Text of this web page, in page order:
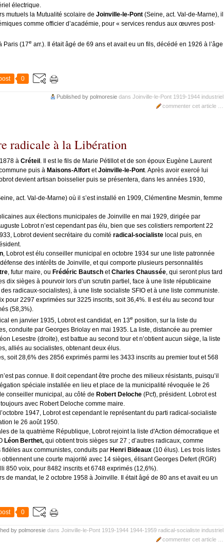
électrique.
mutuels la Mutualité scolaire de Joinville-le-Pont (Seine, act. Val-de-Marne), il
comme officier d’académie, pour « services rendus aux œuvres post-
Paris (17e arr.). Il était âgé de 69 ans et avait eu un fils, décédé en 1926 à l’âge
0
Published by polmoresie dans Joinville-le-Pont 1919-1944 industriel
commenter cet article
radicale à la Libération
à Créteil . Il est le fils de Marie Pétillot et de son époux Eugène Laurent
puis à Maisons-Alfort etJoinville-le-Pont. Après avoir exercé lui
devient artisan boisselier puis se présentera, dans les années 1930,
act. Val-de-Marne) où il s’est installé en 1909, Clémentine Mesmin, femme
aux élections municipales de Joinville en mai 1929, dirigée par
Lobrot n’est cependant pas élu, bien que ses colistiers remportent 22
Lobrot devient secrétaire du comité radical-socialiste local puis, en
, Lobrot est élu conseiller municipal en octobre 1934 sur une liste patronnée
des intérêts de Joinville, et qui comporte plusieurs personnalités
, futur maire, ou Frédéric Bautsch etCharles Chaussée, qui seront plus tard
dix sièges à pourvoir lors d’un scrutin partiel, face à une liste républicaine
radicaux-socialistes), à une liste socialiste SFIO et à une liste communiste.
pour 2297 exprimées sur 3225 inscrits, soit 36,4%. Il est élu au second tour
(58,3%).
en janvier 1935, Lobrot est candidat, en 13e position, sur la liste du
conduite par Georges Briolay en mai 1935. La liste, distancée au premier
Lesestre (droite), est battue au second tour et n’obtient aucun siège, la liste
alliés au socialistes, obtenant deux élus.
soit 28,6% des 2856 exprimés parmi les 3433 inscrits au premier tout et 568
pas connue. Il doit cependant être proche des milieux résistants, puisqu’il
spéciale installée en lieu et place de la municipalité révoquée le 26
conseiller municipal, au côté de Robert Deloche (Pcf), président. Lobrot est
avec Robert Deloche comme maire.
1947, Lobrot est cependant le représentant du parti radical-socialiste
le 26 août 1950.
de la quatrième République, Lobrot rejoint la liste d'Action démocratique et
Léon Berthet, qui obtient trois sièges sur 27 ; d’autres radicaux, comme
fidèles aux communistes, conduits par Henri Bideaux (10 élus). Les trois listes
une courte majorité avec 14 sièges, élisant Georges Defert (RGR)
850 voix, pour 8482 inscrits et 6748 exprimés (12,6%).
de mandat, le 2 octobre 1958 à Joinville. Il était âgé de 80 ans et avait eu un
0
by polmoresie dans Joinville-le-Pont 1919-1944 1944-1959 radical-socialiste industriel
commenter cet article